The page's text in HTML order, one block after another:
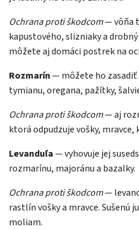
Ochrana proti škodcom— vôňa
kapustového, slizniaky a
môžete aj domáci postrek na
Rozmarín— môžete ho zasadiť
tymianu, oregana, pažítky,
Ochrana proti škodcom— aj
ktorá odpudzuje vošky, mravce,
Levanduľa— vyhovuje jej
rozmarínu, majoránu a bazalky.
Ochrana proti škodcom—
rastlín vošky a mravce. Sušenú
moliam.